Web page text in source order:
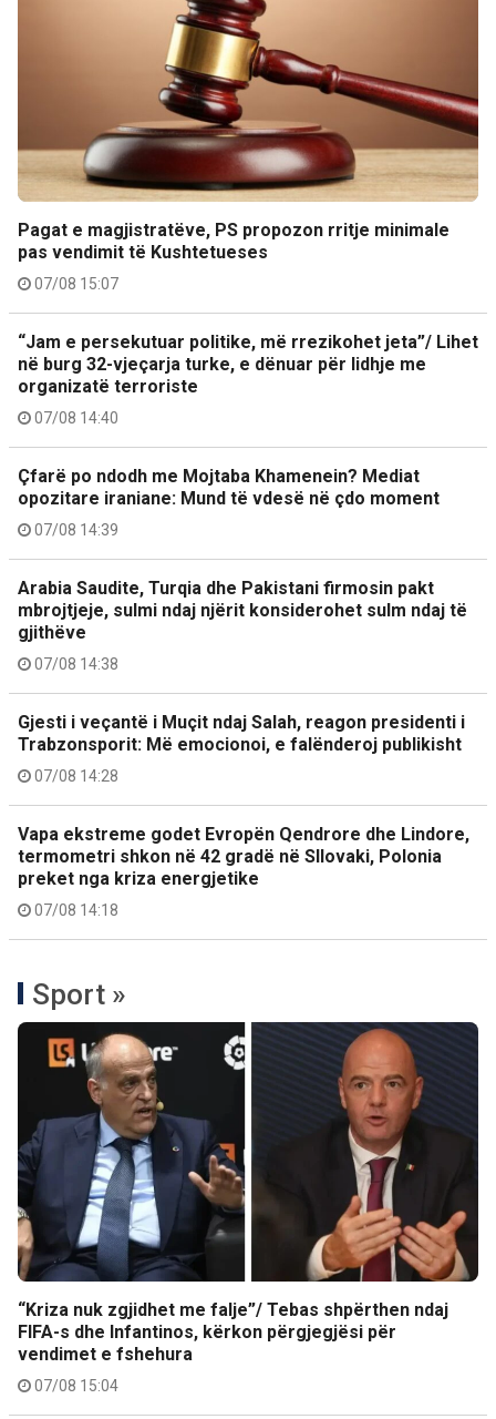
Pagat e magjistratëve, PS propozon rritje minimale
pas vendimit të Kushtetueses
07/08 15:07
“Jam e persekutuar politike, më rrezikohet jeta”/ Lihet
në burg 32-vjeçarja turke, e dënuar për lidhje me
organizatë terroriste
07/08 14:40
Çfarë po ndodh me Mojtaba Khamenein? Mediat
opozitare iraniane: Mund të vdesë në çdo moment
07/08 14:39
Arabia Saudite, Turqia dhe Pakistani firmosin pakt
mbrojtjeje, sulmi ndaj njërit konsiderohet sulm ndaj të
gjithëve
07/08 14:38
Gjesti i veçantë i Muçit ndaj Salah, reagon presidenti i
Trabzonsporit: Më emocionoi, e falënderoj publikisht
07/08 14:28
Vapa ekstreme godet Evropën Qendrore dhe Lindore,
termometri shkon në 42 gradë në Sllovaki, Polonia
preket nga kriza energjetike
07/08 14:18
Sport »
“Kriza nuk zgjidhet me falje”/ Tebas shpërthen ndaj
FIFA-s dhe Infantinos, kërkon përgjegjësi për
vendimet e fshehura
07/08 15:04